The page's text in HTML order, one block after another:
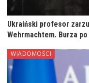
Ukraiński profesor
Wehrmachtem. Burza
WIADOMOŚCI